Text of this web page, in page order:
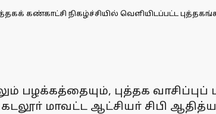
கண்காட்சி நிகழ்ச்சியில் வெளியிடப்பட்ட
பழக்கத்தையும், புத்தக
மாவட்ட ஆட்சியா் சிபி